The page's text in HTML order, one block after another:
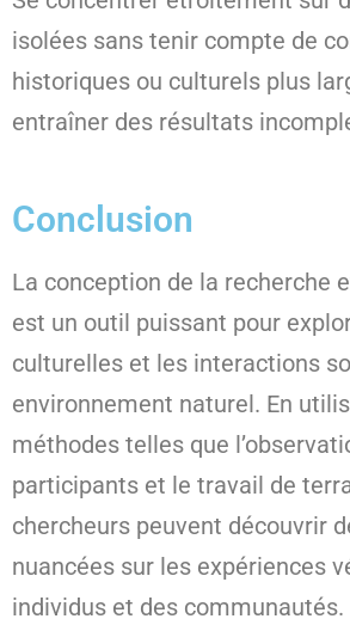
isolées sans tenir compte de
historiques ou culturels plus
entraîner des résultats
Conclusion
La conception de la recherche
est un outil puissant pour
culturelles et les interactions
environnement naturel. En
méthodes telles que
participants et le travail de
chercheurs peuvent découvrir
nuancées sur les expériences
individus et des communautés.